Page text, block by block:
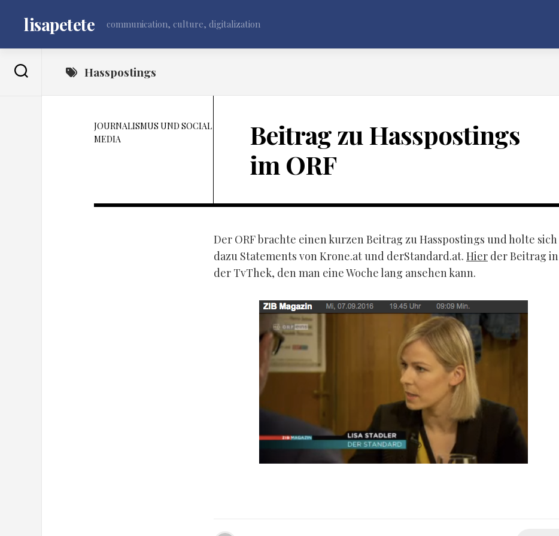
contentlisapetete communication, culture, digitalization
Hasspostings
JOURNALISMUS UND SOCIAL
MEDIA
Beitrag zu Hasspostings
im ORF
Der ORF brachte einen kurzen Beitrag zu Hasspostings und holte sich
dazu Statements von Krone.at und derStandard.at. Hier der Beitrag in
der TvThek, den man eine Woche lang ansehen kann.